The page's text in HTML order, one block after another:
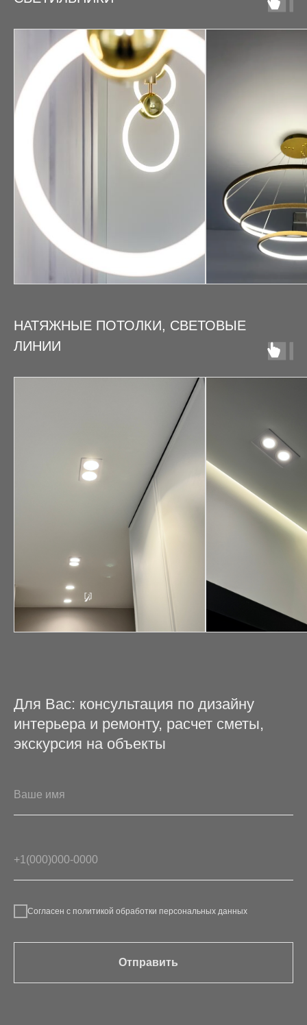
НАТЯЖНЫЕ ПОТОЛКИ, СВЕТОВЫЕ
ЛИНИИ
Для Вас: консультация по дизайну
интерьера и ремонту, расчет сметы,
экскурсия на объекты
Согласен с политикой обработки персональных данных
Отправить